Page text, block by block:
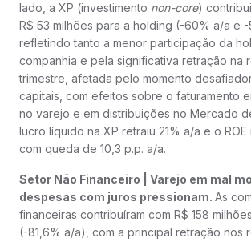
lado, a XP (investimento non-core)
R$ 53 milhões para a holding (-60% a/a e -
refletindo tanto a menor participação da
companhia e pela significativa retração na
trimestre, afetada pelo momento
capitais, com efeitos sobre o faturamento
no varejo e em distribuições no Mercado
lucro líquido na XP retraiu 21% a/a e o
com queda de 10,3 p.p. a/a.
Setor Não Financeiro | Varejo em mal
despesas com juros pressionam. As
financeiras contribuíram com R$ 158
(-81,6% a/a), com a principal retração nos